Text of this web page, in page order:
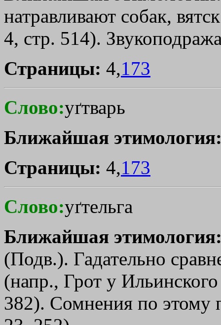
натравливают собак,
4, стр. 514).
Страницы: 4,173
Слово:уґтварь
Ближайшая
Страницы: 4,173
Слово:уґтельга
Ближайшая
(Подв.). Гадательно
(напр., Грот у
382). Сомнения по